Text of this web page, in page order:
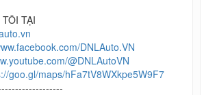
TẠI
DNLAuto.VN
@DNLAutoVN
goo.gl/maps/hFa7tV8WXkpe5W9F7